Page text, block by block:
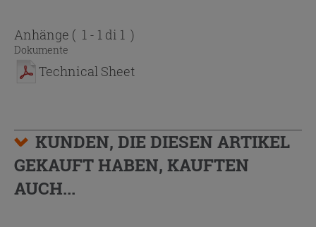
Anhänge ( 1 - 1 di 1 )
Dokumente
Technical Sheet
KUNDEN, DIE DIESEN ARTIKEL
GEKAUFT HABEN, KAUFTEN
AUCH...